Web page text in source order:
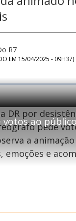
R7
EM 15/04/2025 - 09H37)
DR por
pede
a
emoções e